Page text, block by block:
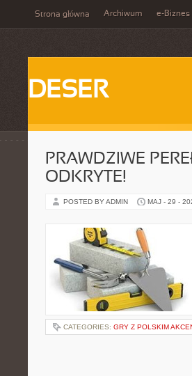
Strona główna Archiwum e-Biznes
DESER
PRAWDZIWE
ODKRYTE!
POSTED BY ADMIN MAJ - 29 -
CATEGORIES: GRY Z POLSKIM